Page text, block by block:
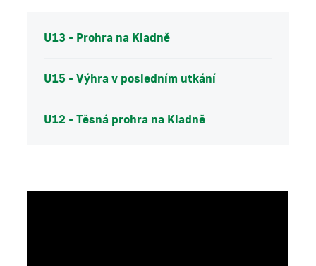
U13 - Prohra na Kladně
U15 - Výhra v posledním utkání
U12 - Těsná prohra na Kladně